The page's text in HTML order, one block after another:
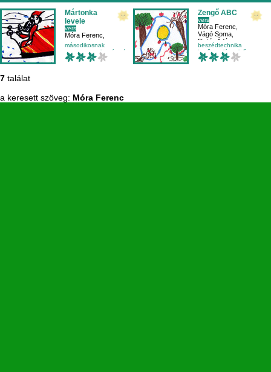
Mártonka
levele
vers
Móra Ferenc
Fejes Péter
Szabó Bence
másodikosnak
nagypapa
olvasás rím
Zengő ABC
vers
Móra Ferenc
Vágó Soma
Pintér Ádám
beszédtechnika
betűtanulás
elsős
hang
7 találat
a keresett szöveg: Móra Ferenc